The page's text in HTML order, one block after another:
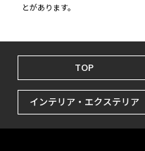
とがあります。
TOP
インテリア・エクステリア